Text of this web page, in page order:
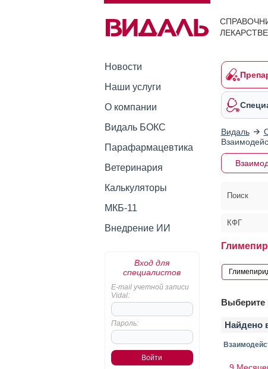
Новости
Наши услуги
О компании
Видаль БОКС
Парафармацевтика
Ветеринария
Калькуляторы
МКБ-11
Внедрение ИИ
Вход для
специалистов
E-mail учетной записи
Vidal:
Пароль:
Видаль
Поиск
КФГ
Выберите
Найдено